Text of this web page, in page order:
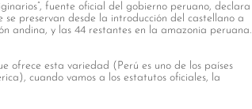
fuente oficial del gobierno peruano, declara
preservan desde la introducción del castellano a
andina, y las 44 restantes en la amazonia peruana.
ofrece esta variedad (Perú es uno de los países
cuando vamos a los estatutos oficiales, la